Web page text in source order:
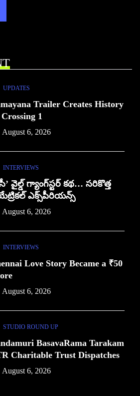
UPDATES
Trailer Creates History
1
August 6, 2026
INTERVIEWS
వైల్డ్ గ్యాంగ్‌స్టర్ కథ… సరికొత్త
ఎక్స్‌పీరియన్స్
August 6, 2026
INTERVIEWS
Love Story Became a ₹50
August 6, 2026
STUDIO ROUND UP
BasavaRama Tarakam
Charitable Trust Dispatches
August 6, 2026